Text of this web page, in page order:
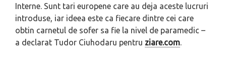
Interne. Sunt tari europene care au deja aceste lucruri
introduse, iar ideea este ca fiecare dintre cei care
obtin carnetul de sofer sa fie la nivel de paramedic –
a declarat Tudor Ciuhodaru pentru ziare.com.